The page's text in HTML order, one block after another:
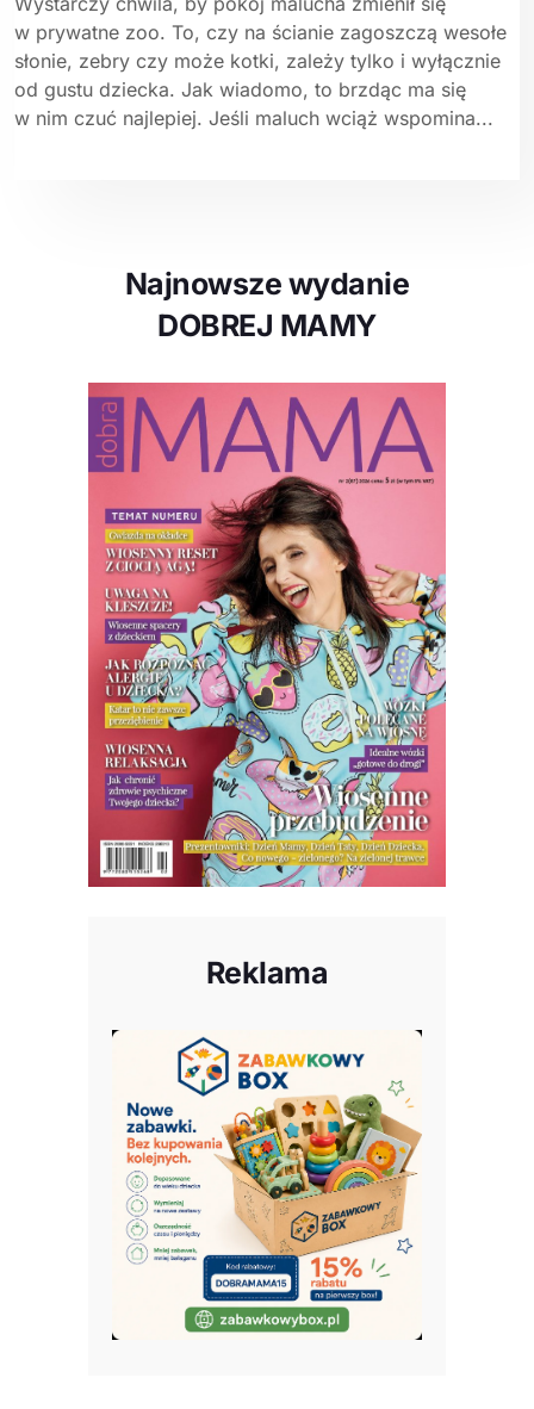
w prywatne zoo. To, czy na ścianie zagoszczą wesołe
słonie, zebry czy może kotki, zależy tylko i wyłącznie
od gustu dziecka. Jak wiadomo, to brzdąc ma się
w nim czuć najlepiej. Jeśli maluch wciąż wspomina...
Najnowsze wydanie
DOBREJ MAMY
Reklama